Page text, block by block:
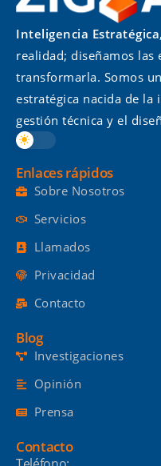
Inteligencia Estratégica
realidad; diseñamos las
transformarla. Somos
estratégica nacida de la
gestión técnica y el
Enlaces rápidos
Sobre Nosotros
Servicios
Llamados
Privacidad
Contacto
Blog
Investigaciones
Opinión
Prensa
Contacto